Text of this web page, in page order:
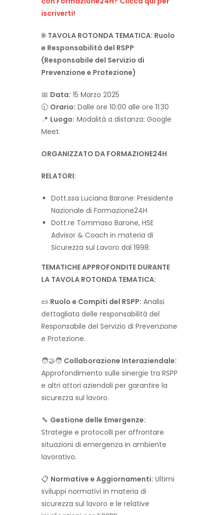
iscriverti!
🌐 TAVOLA ROTONDA TEMATICA: Ruolo
e Responsabilità del RSPP
(Responsabile del Servizio di
Prevenzione e Protezione)
📅 Data: 15 Marzo 2025
🕤 Orario: Dalle ore 10:00 alle ore 11:30
📍 Luogo: Modalità a distanza: Google
Meet.
ORGANIZZATO DA FORMAZIONE24H
RELATORI:
Dott.ssa Luciana Barone: Presidente
Nazionale di Formazione24H
Dott.re Tommaso Barone, HSE
Advisor & Coach in materia di
Sicurezza sul Lavoro dal 1998.
TEMATICHE APPROFONDITE DURANTE
LA TAVOLA ROTONDA TEMATICA:
📜 Ruolo e Compiti del RSPP: Analisi
dettagliata delle responsabilità del
Responsabile del Servizio di Prevenzione
e Protezione.
🧑‍🤝‍🧑 Collaborazione Interaziendale:
Approfondimento sulle sinergie tra RSPP
e altri attori aziendali per garantire la
sicurezza sul lavoro.
🔧 Gestione delle Emergenze:
Strategie e protocolli per affrontare
situazioni di emergenza in ambiente
lavorativo.
📋 Normative e Aggiornamenti: Ultimi
sviluppi normativi in materia di
sicurezza sul lavoro e le relative